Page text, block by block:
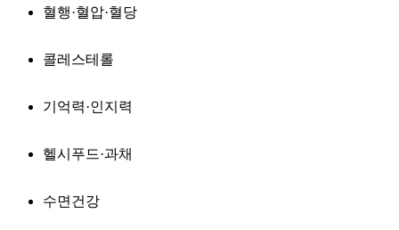
혈행·혈압·혈당
콜레스테롤
기억력·인지력
헬시푸드·과채
수면건강